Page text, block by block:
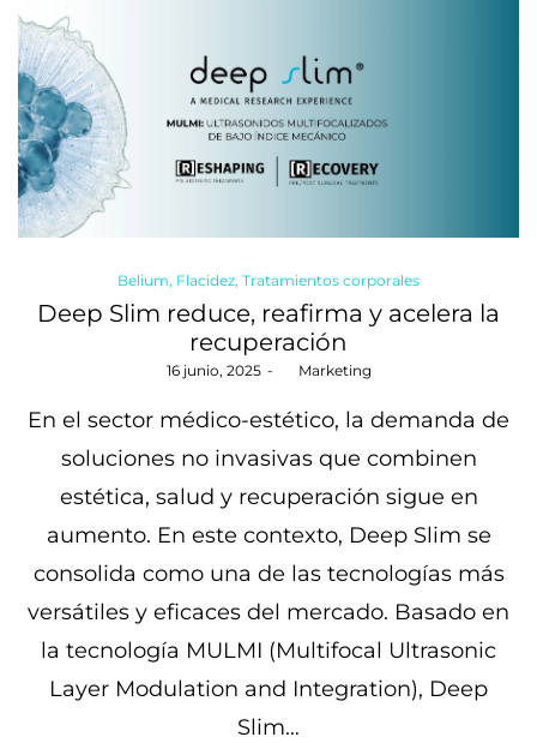
Posted
in
Belium Flacidez Tratamientos corporales
Deep Slim reduce, reafirma y acelera la
recuperación
Posted
16 junio, 2025 Marketing
En el sector médico-estético, la demanda de
soluciones no invasivas que combinen
estética, salud y recuperación sigue en
aumento. En este contexto, Deep Slim se
consolida como una de las tecnologías más
versátiles y eficaces del mercado. Basado en
la tecnología MULMI (Multifocal Ultrasonic
Layer Modulation and Integration), Deep
Slim…